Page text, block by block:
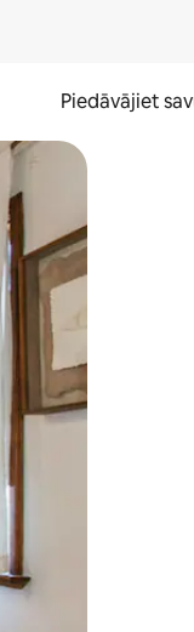
Piedāvājiet
ar pirkstu.